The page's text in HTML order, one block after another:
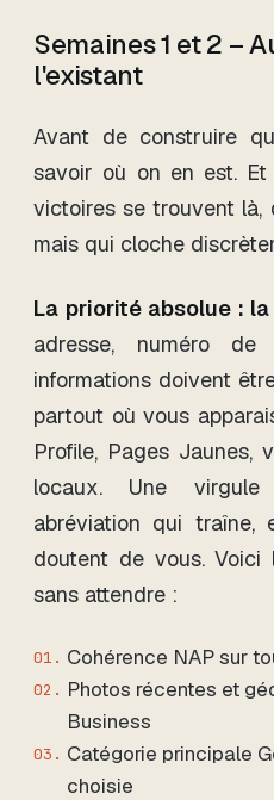
Semaines 1 et 2 –
l'existant
Avant de construire
savoir où on en est. Et
victoires se trouvent
mais qui cloche
La priorité absolue : la
adresse, numéro
informations doivent
partout où vous
Profile, Pages Jaunes,
locaux. Une
abréviation qui traîne,
doutent de vous.
sans attendre :
Cohérence NAP sur
Photos récentes et
Business
Catégorie principale
choisie